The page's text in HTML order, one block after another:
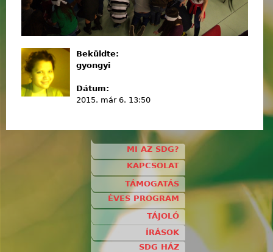
Beküldte:
gyongyi
Dátum:
2015. már 6. 13:50
MI AZ SDG?
KAPCSOLAT
TÁMOGATÁS
ÉVES PROGRAM
TÁJOLÓ
ÍRÁSOK
SDG HÁZ